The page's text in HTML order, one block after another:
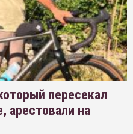
пересекал
арестовали на